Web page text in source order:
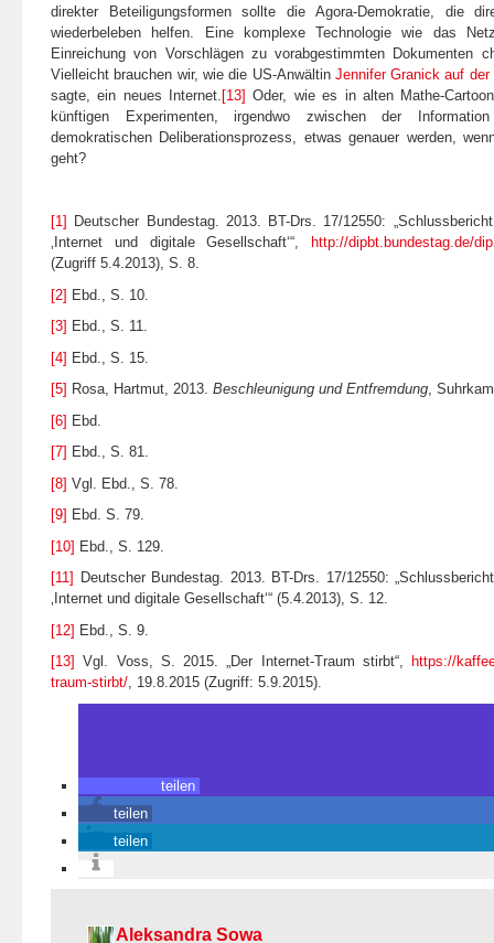
direkter Beteiligungsformen sollte die Agora-Demokratie, die
wiederbeleben helfen. Eine komplexe Technologie wie das
Einreichung von Vorschlägen zu vorabgestimmten Dokumenten
Vielleicht brauchen wir, wie die US-Anwältin Jennifer Granick auf
sagte, ein neues Internet. [13] Oder, wie es in alten Mathe-
künftigen Experimenten, irgendwo zwischen der
demokratischen Deliberationsprozess, etwas genauer werden,
geht?
[1]
Deutscher Bundestag. 2013. BT-Drs. 17/12550:
‚Internet und digitale Gesellschaft‘“,
http://dipbt.bundestag.de/
(Zugriff 5.4.2013), S. 8.
[2] Ebd., S. 10.
[3] Ebd., S. 11.
[4] Ebd., S. 15.
[5] Rosa, Hartmut, 2013. Beschleunigung und Entfremdung,
[6] Ebd.
[7] Ebd., S. 81.
[8] Vgl. Ebd., S. 78.
[9] Ebd. S. 79.
[10] Ebd., S. 129.
[11]
Deutscher Bundestag. 2013. BT-Drs. 17/12550:
‚Internet und digitale Gesellschaft‘“ (5.4.2013), S. 12.
[12] Ebd., S. 9.
[13] Vgl. Voss, S. 2015. „Der Internet-Traum stirbt“,
https://
traum-stirbt/, 19.8.2015 (Zugriff: 5.9.2015).
teilen
teilen
teilen
Aleksandra Sowa